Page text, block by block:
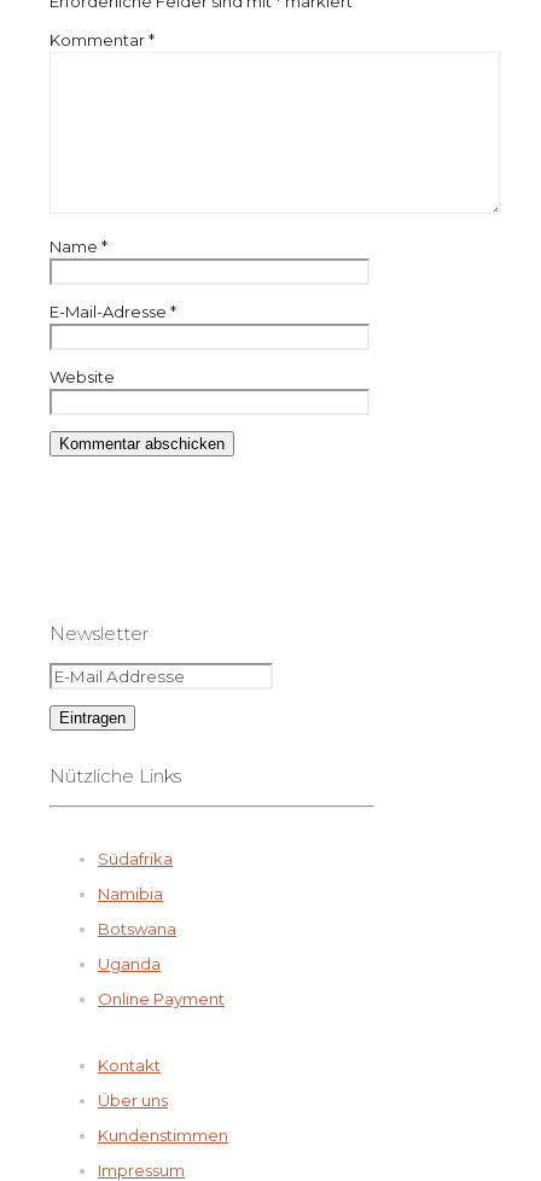
Kommentar*
Name *
E-Mail-Adresse *
Website
Newsletter
Nützliche Links
Südafrika
Namibia
Botswana
Uganda
Online Payment
Kontakt
Über uns
Kundenstimmen
Impressum